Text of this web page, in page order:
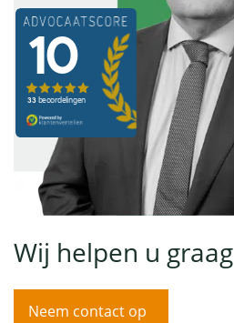
Wij helpen u graag
Neem contact op